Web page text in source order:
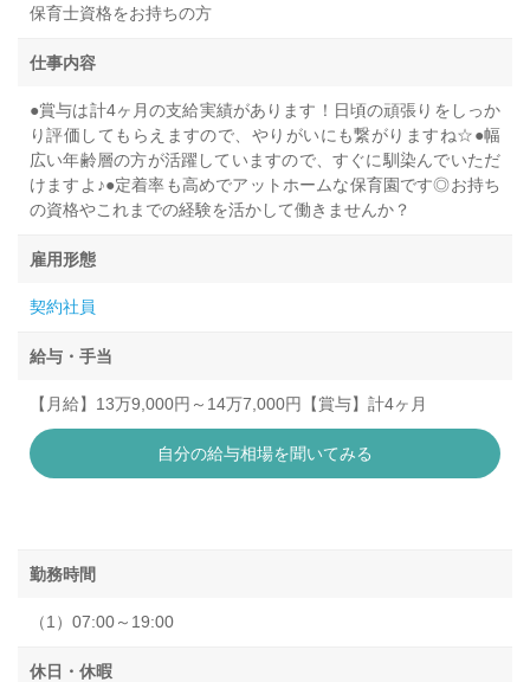
保育士資格をお持ちの方
仕事内容
●賞与は計4ヶ月の支給実績があります！日頃の頑張りをしっか
り評価してもらえますので、やりがいにも繋がりますね☆●幅
広い年齢層の方が活躍していますので、すぐに馴染んでいただ
けますよ♪●定着率も高めでアットホームな保育園です◎お持ち
の資格やこれまでの経験を活かして働きませんか？
雇用形態
契約社員
給与・手当
【月給】13万9,000円～14万7,000円【賞与】計4ヶ月
自分の給与相場を聞いてみる
勤務時間
（1）07:00～19:00
休日・休暇